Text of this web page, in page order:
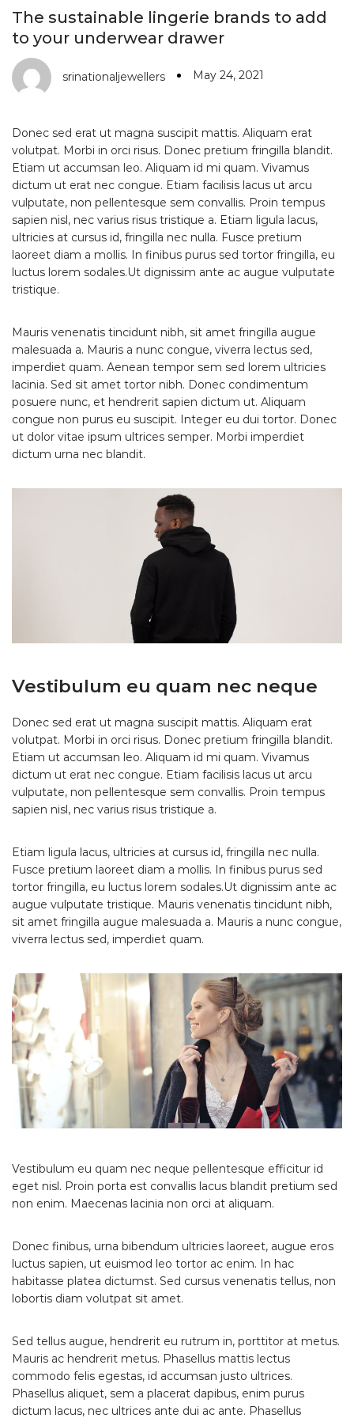
The sustainable lingerie brands to add
to your underwear drawer
srinationaljewellers May 24, 2021
Donec sed erat ut magna suscipit mattis. Aliquam erat
volutpat. Morbi in orci risus. Donec pretium fringilla blandit.
Etiam ut accumsan leo. Aliquam id mi quam. Vivamus
dictum ut erat nec congue. Etiam facilisis lacus ut arcu
vulputate, non pellentesque sem convallis. Proin tempus
sapien nisl, nec varius risus tristique a. Etiam ligula lacus,
ultricies at cursus id, fringilla nec nulla. Fusce pretium
laoreet diam a mollis. In finibus purus sed tortor fringilla, eu
luctus lorem sodales.Ut dignissim ante ac augue vulputate
tristique.
Mauris venenatis tincidunt nibh, sit amet fringilla augue
malesuada a. Mauris a nunc congue, viverra lectus sed,
imperdiet quam. Aenean tempor sem sed lorem ultricies
lacinia. Sed sit amet tortor nibh. Donec condimentum
posuere nunc, et hendrerit sapien dictum ut. Aliquam
congue non purus eu suscipit. Integer eu dui tortor. Donec
ut dolor vitae ipsum ultrices semper. Morbi imperdiet
dictum urna nec blandit.
Vestibulum eu quam nec neque
Donec sed erat ut magna suscipit mattis. Aliquam erat
volutpat. Morbi in orci risus. Donec pretium fringilla blandit.
Etiam ut accumsan leo. Aliquam id mi quam. Vivamus
dictum ut erat nec congue. Etiam facilisis lacus ut arcu
vulputate, non pellentesque sem convallis. Proin tempus
sapien nisl, nec varius risus tristique a.
Etiam ligula lacus, ultricies at cursus id, fringilla nec nulla.
Fusce pretium laoreet diam a mollis. In finibus purus sed
tortor fringilla, eu luctus lorem sodales.Ut dignissim ante ac
augue vulputate tristique. Mauris venenatis tincidunt nibh,
sit amet fringilla augue malesuada a. Mauris a nunc congue,
viverra lectus sed, imperdiet quam.
Vestibulum eu quam nec neque pellentesque efficitur id
eget nisl. Proin porta est convallis lacus blandit pretium sed
non enim. Maecenas lacinia non orci at aliquam.
Donec finibus, urna bibendum ultricies laoreet, augue eros
luctus sapien, ut euismod leo tortor ac enim. In hac
habitasse platea dictumst. Sed cursus venenatis tellus, non
lobortis diam volutpat sit amet.
Sed tellus augue, hendrerit eu rutrum in, porttitor at metus.
Mauris ac hendrerit metus. Phasellus mattis lectus
commodo felis egestas, id accumsan justo ultrices.
Phasellus aliquet, sem a placerat dapibus, enim purus
dictum lacus, nec ultrices ante dui ac ante. Phasellus